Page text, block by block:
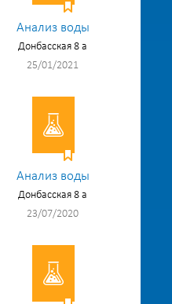
Анализ воды
Донбасская 8 а
25/01/2021
Анализ воды
Донбасская 8 а
23/07/2020